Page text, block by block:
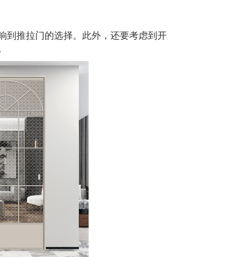
推拉门的选择。此外，还要考虑到开